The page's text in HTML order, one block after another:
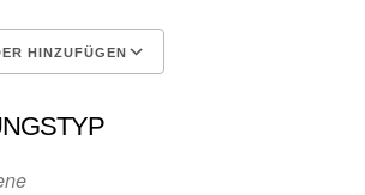
HINZUFÜGEN